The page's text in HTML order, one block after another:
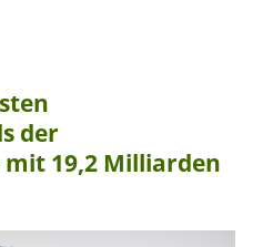
der
19,2 Milliarden